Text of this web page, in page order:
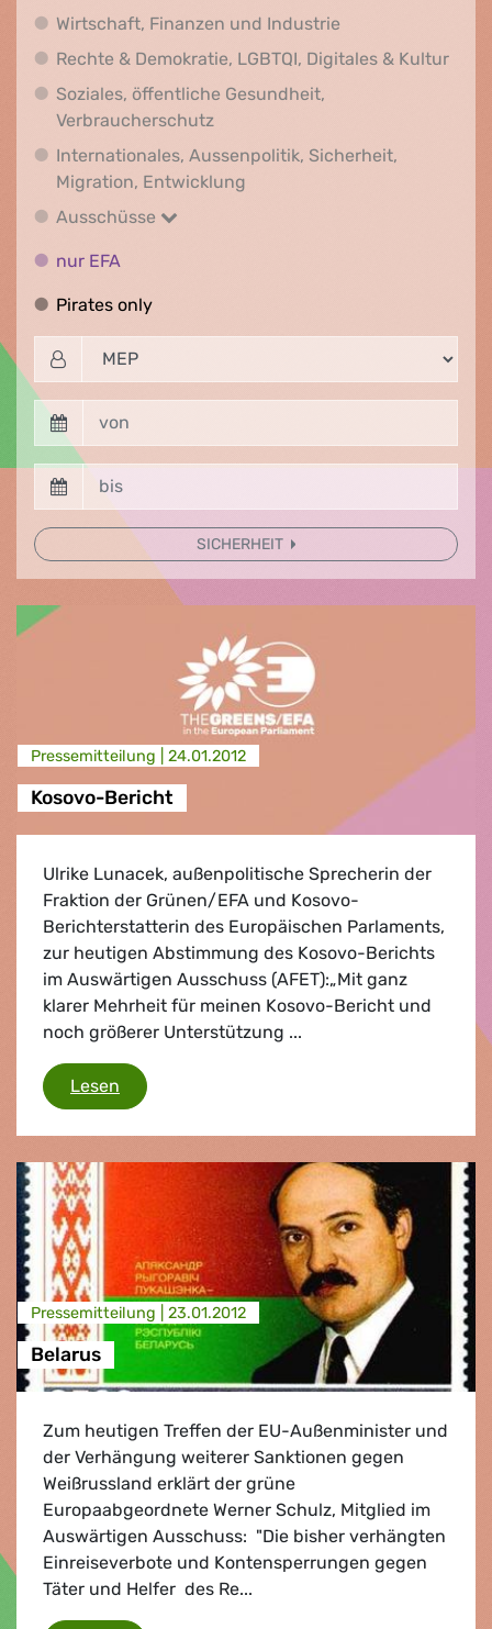
Wirtschaft, Finanzen und Industrie
Rechte & Demokratie, LGBTQI, Digitales & Kultur
Soziales, öffentliche Gesundheit,
Verbraucherschutz
Internationales, Aussenpolitik, Sicherheit,
Migration, Entwicklung
Ausschüsse
Ausschüsse
nur EFA
Pirates onlyPirates only
SICHERHEIT
Presse­mitteilung | 24.01.2012
Kosovo-Bericht
Ulrike Lunacek, außenpolitische Sprecherin der
Fraktion der Grünen/EFA und Kosovo-
Berichterstatterin des Europäischen Parlaments,
zur heutigen Abstimmung des Kosovo-Berichts
im Auswärtigen Ausschuss (AFET):„Mit ganz
klarer Mehrheit für meinen Kosovo-Bericht und
noch größerer Unterstützung ...
Lesen Kosovo-Bericht
Presse­mitteilung | 23.01.2012
Belarus
Zum heutigen Treffen der EU-Außenminister und
der Verhängung weiterer Sanktionen gegen
Weißrussland erklärt der grüne
Europaabgeordnete Werner Schulz, Mitglied im
Auswärtigen Ausschuss: "Die bisher verhängten
Einreiseverbote und Kontensperrungen gegen
Täter und Helfer des Re...